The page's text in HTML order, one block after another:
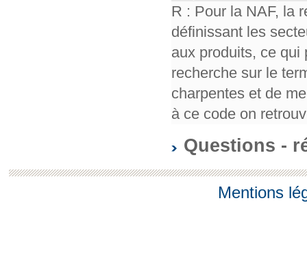
R : Pour la NAF, la
définissant les
aux produits, ce qui
recherche sur le
charpentes et de
à ce code on
Questions -
Mentions